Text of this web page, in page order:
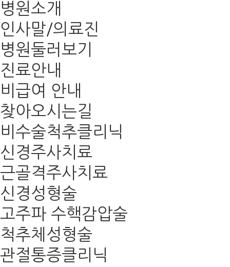
병원소개
인사말/의료진
병원둘러보기
진료안내
비급여 안내
찾아오시는길
비수술척추클리닉
신경주사치료
근골격주사치료
신경성형술
고주파 수핵감압술
척추체성형술
관절통증클리닉